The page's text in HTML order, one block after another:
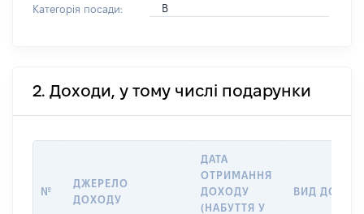
Категорія посади: В
2. Доходи, у тому числі подарунки
№
ДЖЕРЕЛО
ДОХОДУ
ДАТА
ОТРИМАННЯ
ДОХОДУ
(НАБУТТЯ У
ВИД